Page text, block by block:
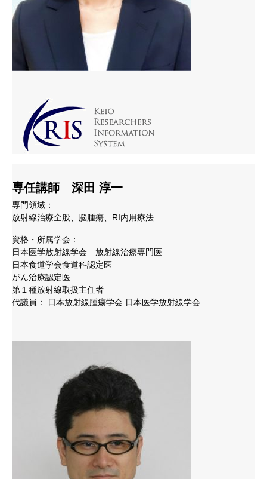
専任講師 深田 淳一
専門領域：
放射線治療全般、脳腫瘍、RI内用療法
資格・所属学会：
日本医学放射線学会 放射線治療専門医
日本食道学会食道科認定医
がん治療認定医
第１種放射線取扱主任者
代議員： 日本放射線腫瘍学会 日本医学放射線学会